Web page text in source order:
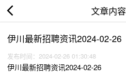
文章内容
伊川最新招聘资讯2024-02-26
发布时间：2024-02-26 01:30:48
伊川最新招聘资讯2024-02-26